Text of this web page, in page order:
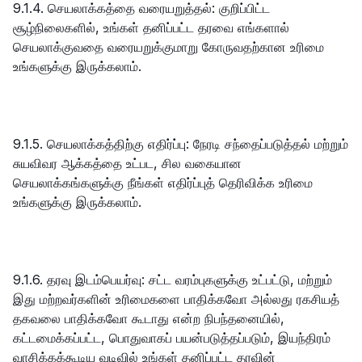
9.1.4. செயலாக்கத்தை வரையறுத்தல்: குறிப்பிட்ட
சூழ்நிலைகளில், உங்கள் தனிப்பட்ட தரவை எங்களால்
செயலாக்குவதை வரையறுக்குமாறு கோருவதற்கான உரிமை
உங்களுக்கு இருக்கலாம்.
9.1.5. செயலாக்கத்திற்கு எதிர்ப்பு: நேரடி சந்தைப்படுத்தல் மற்றும்
சுயவிவர ஆக்கத்தை உட்பட, சில வகையான
செயலாக்கங்களுக்கு நீங்கள் எதிர்ப்புத் தெரிவிக்க உரிமை
உங்களுக்கு இருக்கலாம்.
9.1.6. தரவு இடம்பெயர்வு: சட்ட வரம்புகளுக்கு உட்பட்டு, மற்றும்
இது மற்றவர்களின் உரிமைகளை பாதிக்கவோ அல்லது ரகசியத்
தகவலை பாதிக்கவோ கூடாது என்ற நிபந்தனையில்,
கட்டமைக்கப்பட்ட, பொதுவாகப் பயன்படுத்தப்படும், இயந்திரம்
வாசிக்கக்கூடிய வடிவில் உங்கள் தனிப்பட்ட தரவின்